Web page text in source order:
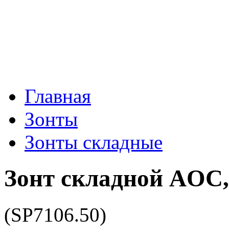
Главная
Зонты
Зонты складные
Зонт складной
(SP7106.50)